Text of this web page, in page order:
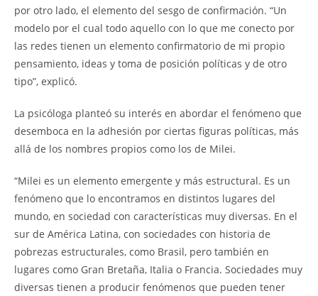
por otro lado, el elemento del sesgo de confirmación. “Un
modelo por el cual todo aquello con lo que me conecto por
las redes tienen un elemento confirmatorio de mi propio
pensamiento, ideas y toma de posición políticas y de otro
tipo”, explicó.
La psicóloga planteó su interés en abordar el fenómeno que
desemboca en la adhesión por ciertas figuras políticas, más
allá de los nombres propios como los de Milei.
“Milei es un elemento emergente y más estructural. Es un
fenómeno que lo encontramos en distintos lugares del
mundo, en sociedad con características muy diversas. En el
sur de América Latina, con sociedades con historia de
pobrezas estructurales, como Brasil, pero también en
lugares como Gran Bretaña, Italia o Francia. Sociedades muy
diversas tienen a producir fenómenos que pueden tener